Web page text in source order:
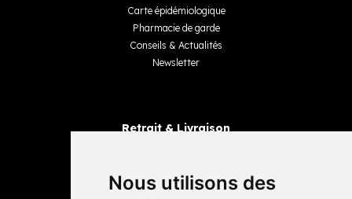
Nous utilisons des
Carte épidémiologique
Pharmacie de garde
Conseils & Actualités
Newsletter
Retrait & Livraison
Livraisons